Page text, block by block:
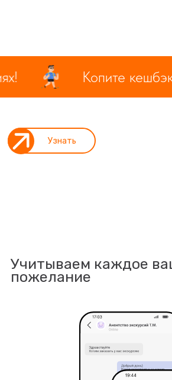
Копите кешбэк и
Узнать
Учитываем каждое
пожелание